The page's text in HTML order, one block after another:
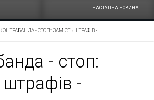
НАСТУПНА НОВИНА
КОНТРАБАНДА - СТОП: ЗАМІСТЬ ШТРАФІВ -...
- стоп:
штрафів -